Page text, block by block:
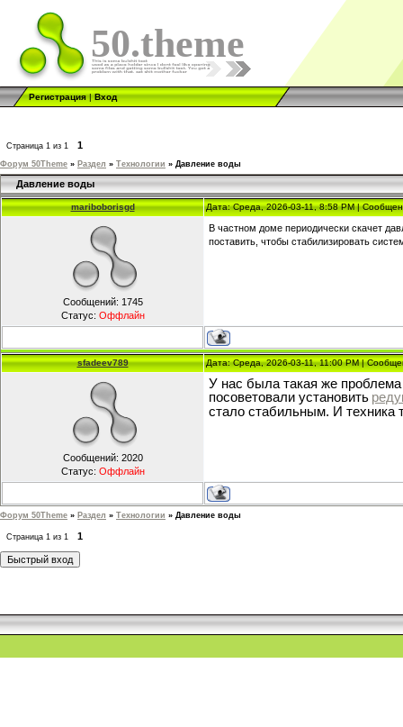
50.theme
Регистрация|Вход
Страница 1 из 1 1
Форум 50Theme » Раздел » Технологии » Давление воды
Давление воды
mariboborisgd Дата: Среда, 2026-03-11, 8:58 PM |
Сообщений: 1745
Статус: Оффлайн
В частном доме периодически скачет
поставить, чтобы стабилизировать
sfadeev789 Дата: Среда, 2026-03-11, 11:00 PM |
Сообщений: 2020
Статус: Оффлайн
У нас была такая же
посоветовали установить
стало стабильным. И техника
Форум 50Theme » Раздел » Технологии » Давление воды
Страница 1 из 1 1